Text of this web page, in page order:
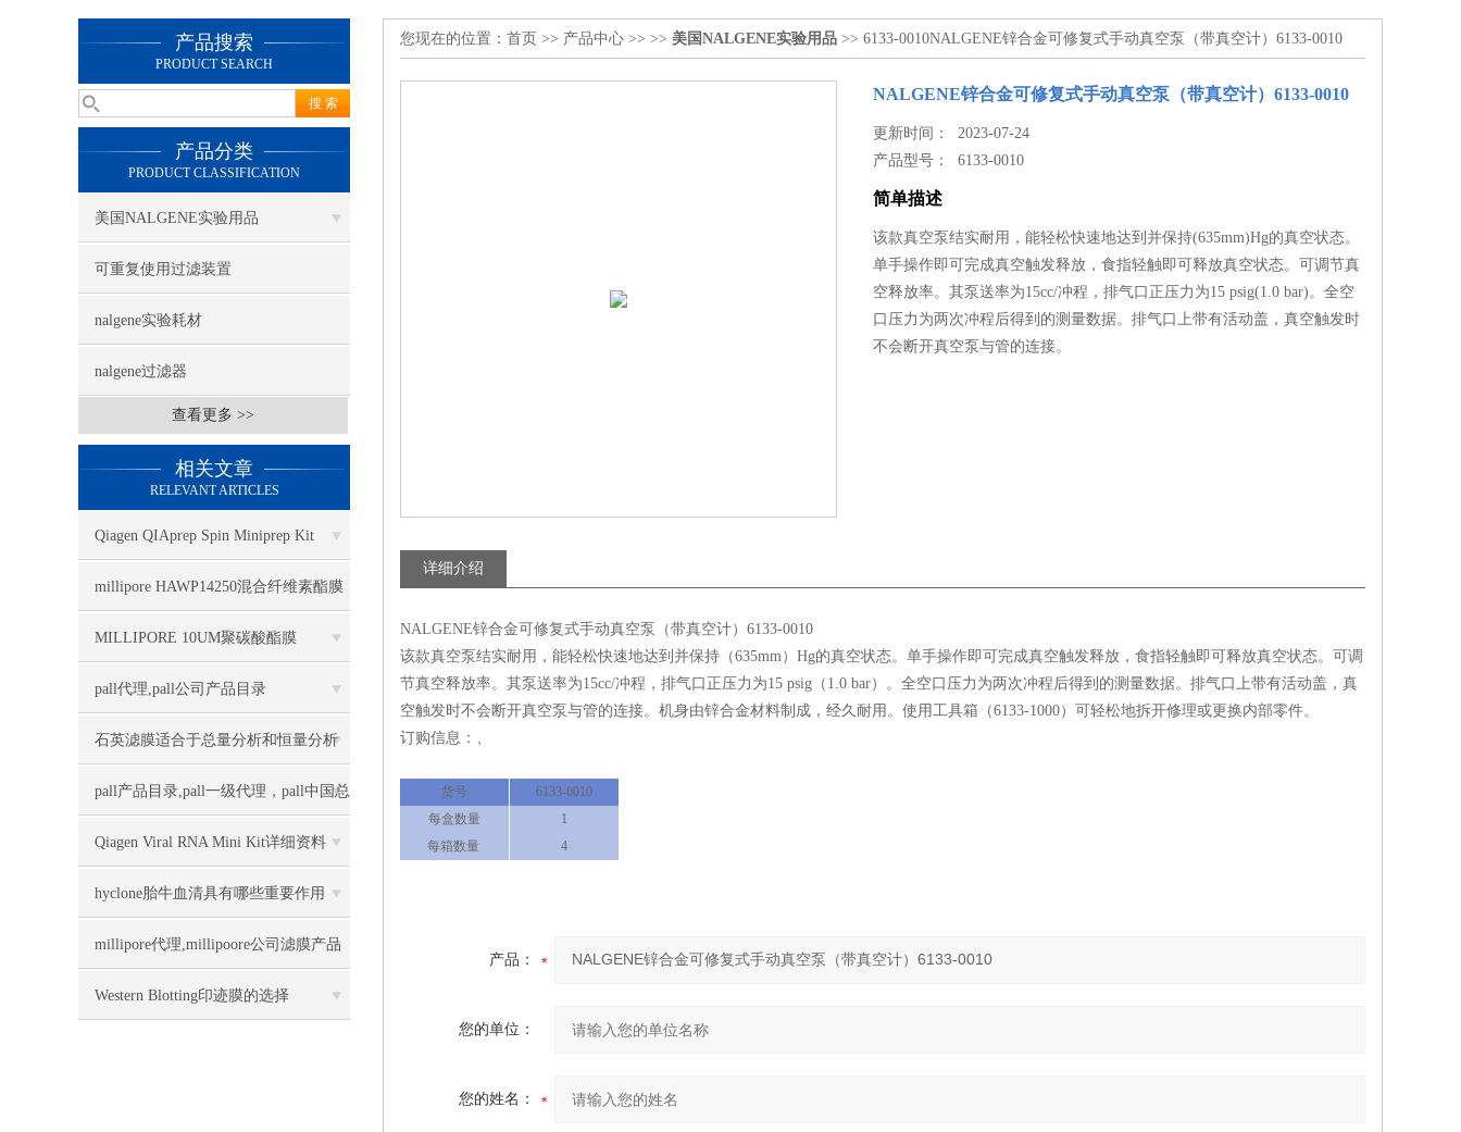
产品搜索
PRODUCT SEARCH
产品分类
PRODUCT CLASSIFICATION
美国NALGENE实验用品
可重复使用过滤装置
nalgene实验耗材
nalgene过滤器
查看更多 >>
相关文章
RELEVANT ARTICLES
Qiagen QIAprep Spin Miniprep Kit
27106
millipore HAWP14250混合纤维素酯膜
信息
MILLIPORE 10UM聚碳酸酯膜
TCTP04700几大特点
pall代理,pall公司产品目录
石英滤膜适合于总量分析和恒量分析
pall产品目录,pall一级代理，pall中国总
经销上海力敏实业
Qiagen Viral RNA Mini Kit详细资料
hyclone胎牛血清具有哪些重要作用
millipore代理,millipoore公司滤膜产品
目录
Western Blotting印迹膜的选择
您现在的位置： 首页 >> 产品中心 >> >> 美国NALGENE实验用品 >> 6133-0010NALGENE锌合金可修复式手动真空泵（带真空计）6133-0010
NALGENE锌合金可修复式手动真空泵（带真空计）6133-0010
更新时间： 2023-07-24
产品型号：6133-0010
简单描述
该款真空泵结实耐用，能轻松快速地达到并保持(635mm)Hg的真空状态。
单手操作即可完成真空触发释放，食指轻触即可释放真空状态。可调节真
空释放率。其泵送率为15cc/冲程，排气口正压力为15 psig(1.0 bar)。全空
口压力为两次冲程后得到的测量数据。排气口上带有活动盖，真空触发时
不会断开真空泵与管的连接。
详细介绍
NALGENE锌合金可修复式手动真空泵（带真空计）6133-0010
该款真空泵结实耐用，能轻松快速地达到并保持（635mm）Hg的真空状态。单手操作即可完成真空触发释放，食指轻触即可释放真空状态。可调
节真空释放率。其泵送率为15cc/冲程，排气口正压力为15 psig（1.0 bar）。全空口压力为两次冲程后得到的测量数据。排气口上带有活动盖，真
空触发时不会断开真空泵与管的连接。机身由锌合金材料制成，经久耐用。使用工具箱（6133-1000）可轻松地拆开修理或更换内部零件。
订购信息：、
货号
6133-0010
每盒数量
1
每箱数量
4
产品：
您的单位：
您的姓名：